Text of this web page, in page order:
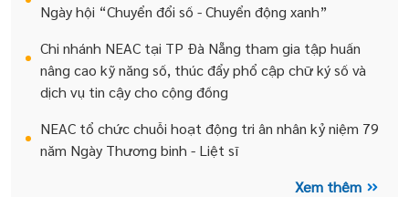
Ngày hội “Chuyển đổi số - Chuyển động xanh”
Chi nhánh NEAC tại TP Đà Nẵng tham gia tập huấn
nâng cao kỹ năng số, thúc đẩy phổ cập chữ ký số và
dịch vụ tin cậy cho cộng đồng
NEAC tổ chức chuỗi hoạt động tri ân nhân kỷ niệm 79
năm Ngày Thương binh - Liệt sĩ
Xem thêm